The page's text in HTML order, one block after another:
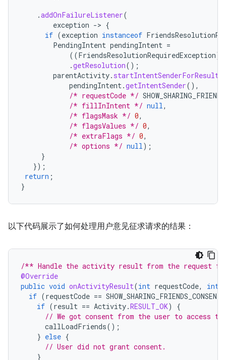
.addOnFailureListener(
exception -> {
if (exception instanceof
PendingIntent pendingIntent =
((FriendsResolutionRequiredException)
.getResolution();
parentActivity. startIntentSenderForResult
pendingIntent.getIntentSender(),
/* requestCode */
/* fillInIntent */ null,
/* flagsMask */ 0,
/* flagsValues */ 0,
/* extraFlags */ 0,
/* options */ null);
}
});
return ;
}
以下代码展示了如何处理用户意见征求请求的结果：
/** Handle the activity result from the request
@Override
public void onActivityResult(int requestCode, int
if (requestCode == SHOW_SHARING_FRIENDS_CONSENT
if (result == Activity.RESULT_OK)
{
// We got consent from the user to access
callLoadFriends();
} else {
// User did not grant consent.
}